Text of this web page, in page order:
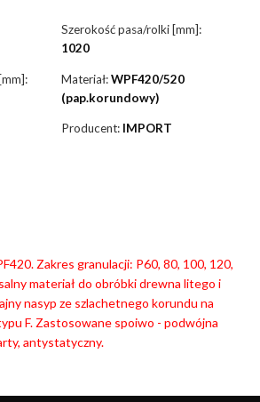
Szerokość pasa/rolki [mm]:
1020
Materiał:WPF420/520
(pap.korundowy)
Producent: IMPORT
Zakres granulacji: P60, 80, 100, 120,
materiał do obróbki drewna litego i
nasyp ze szlachetnego korundu na
F. Zastosowane spoiwo - podwójna
antystatyczny.